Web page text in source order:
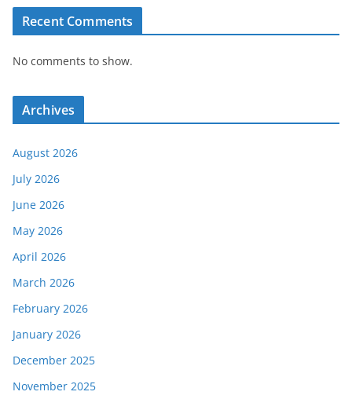
Recent Comments
No comments to show.
Archives
August 2026
July 2026
June 2026
May 2026
April 2026
March 2026
February 2026
January 2026
December 2025
November 2025